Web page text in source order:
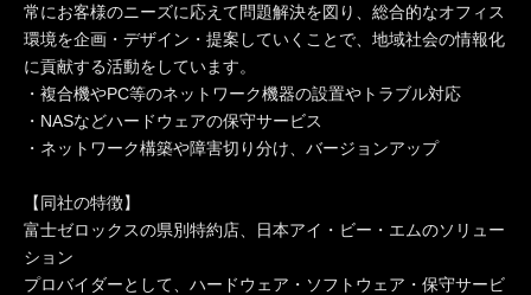
常にお客様のニーズに応えて問題解決を図り、総合的なオフィス
環境を企画・デザイン・提案していくことで、地域社会の情報化
に貢献する活動をしています。
・複合機やPC等のネットワーク機器の設置やトラブル対応
・NASなどハードウェアの保守サービス
・ネットワーク構築や障害切り分け、バージョンアップ
【同社の特徴】
富士ゼロックスの県別特約店、日本アイ・ビー・エムのソリュー
ション
プロバイダーとして、ハードウェア・ソフトウェア・保守サービ